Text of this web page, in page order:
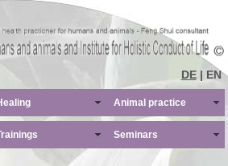
DE| EN
Animal practice
Seminars